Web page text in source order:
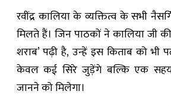
रवींद्र कालिया के व्यक्तित्व के सभी
मिलते हैं। जिन पाठकों ने कालिया जी
शराब’ पढ़ी है, उन्हें इस किताब को भी
केवल कई सिरे जुड़ेंगे बल्कि एक
जानने को मिलेगा।